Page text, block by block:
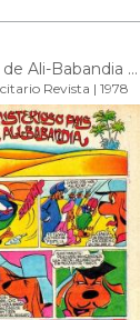
El misterioso país de Ali-Babandia ep. 12
Revista | 1978